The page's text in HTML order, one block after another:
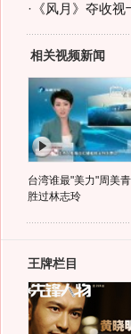
· 《风月》夺收
相关视频新闻
台湾谁最"美力"周美青
胜过林志玲
王牌栏目